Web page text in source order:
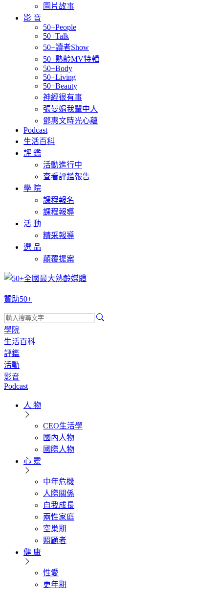
圖片故事
影 音
50+People
50+Talk
50+讀者Show
50+熟齡MV特輯
50+Body
50+Living
50+Beauty
神經很有事
張曼娟我輩中人
鄧惠文時光心蘊
Podcast
生活百科
評 鑑
活動進行中
查看評鑑報告
學 院
課程報名
課程報導
活 動
精采報導
選 品
顛覆提案
贊助50+
學院
生活百科
評鑑
活動
影音
Podcast
人 物
CEO生活學
國內人物
國際人物
心 靈
中年危機
人際關係
自我成長
兩性家庭
空巢期
照顧者
健 康
性愛
更年期